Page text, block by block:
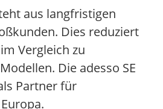
aus langfristigen
Dies reduziert
Vergleich zu
Die adesso SE
Partner für